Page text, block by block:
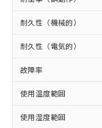
耐久性（機械的）
耐久性（電気的）
故障率
使用温度範囲
使用湿度範囲
在庫状
事前
示しな
マイ
ビス
お客
※2 対応予
部品在庫の
月が前後す
※3 非含有
※2 環境保
「ｅ」：有
準値以下で
「10」：
質が外部に
及ぼさない
「－」：未
い合わせく
使用い
当社は
場合
該第三
販売
法に
り引